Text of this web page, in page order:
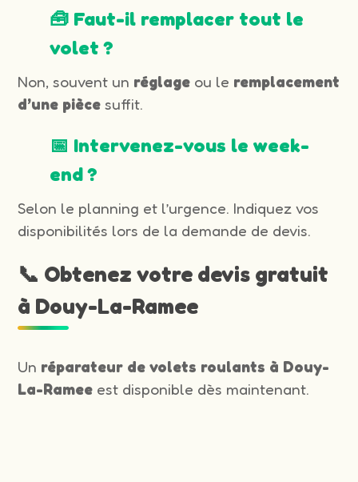
🧰 Faut-il remplacer tout le
volet ?
Non, souvent un réglage ou le remplacement
d’une pièce suffit.
📅 Intervenez-vous le week-
end ?
Selon le planning et l’urgence. Indiquez vos
disponibilités lors de la demande de devis.
📞 Obtenez votre devis gratuit
à Douy-La-Ramee
Un réparateur de volets roulants à Douy-
La-Ramee est disponible dès maintenant.